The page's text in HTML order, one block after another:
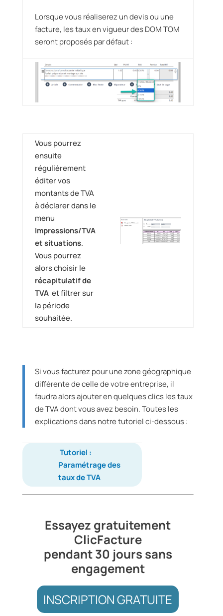
Lorsque vous réaliserez un devis ou une
facture, les taux en vigueur des DOM TOM
seront proposés par défaut :
Vous pourrez
ensuite
régulièrement
éditer vos
montants de TVA
à déclarer dans le
menu
Impressions/TVA
et situations.
Vous pourrez
alors choisir le
récapitulatif de
TVA et filtrer sur
la période
souhaitée.
Si vous facturez pour une zone géographique
différente de celle de votre entreprise, il
faudra alors ajouter en quelques clics les taux
de TVA dont vous avez besoin. Toutes les
explications dans notre tutoriel ci-dessous :
Tutoriel :
Paramétrage des
taux de TVA
Essayez gratuitement
ClicFacture
pendant 30 jours sans
engagement
INSCRIPTION GRATUITE